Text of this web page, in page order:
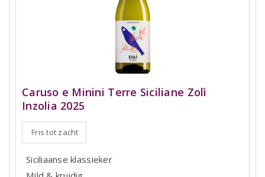
Caruso e Minini Terre Siciliane Zolì
Inzolia 2025
Fris tot zacht
Siciliaanse klassieker